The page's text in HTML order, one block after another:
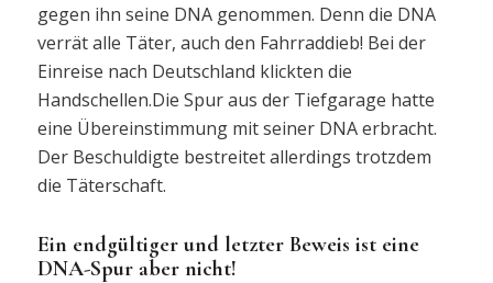
gegen ihn seine DNA genommen. Denn die DNA
verrät alle Täter, auch den Fahrraddieb! Bei der
Einreise nach Deutschland klickten die
Handschellen.Die Spur aus der Tiefgarage hatte
eine Übereinstimmung mit seiner DNA erbracht.
Der Beschuldigte bestreitet allerdings trotzdem
die Täterschaft.
Ein endgültiger und letzter Beweis ist eine
DNA-Spur aber nicht!